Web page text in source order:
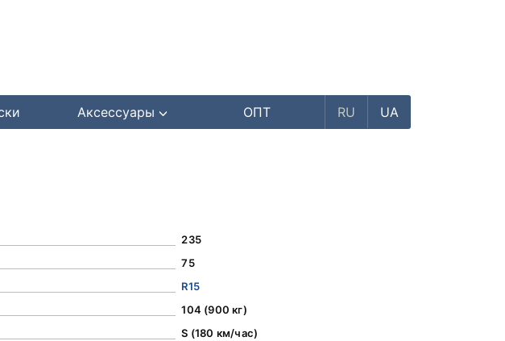
Аксессуары ОПТ RU UA
235
75
R15
104 (900 кг)
S (180 км/час)